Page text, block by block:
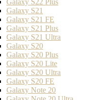
Galaxy S21
Galaxy S21 FE
Galaxy S21 Plus
Galaxy S21 Ultra
Galaxy S20
Galaxy S20 Plus
Galaxy S20 Lite
Galaxy S20 Ultra
Galaxy S20 FE
Galaxy Note 20